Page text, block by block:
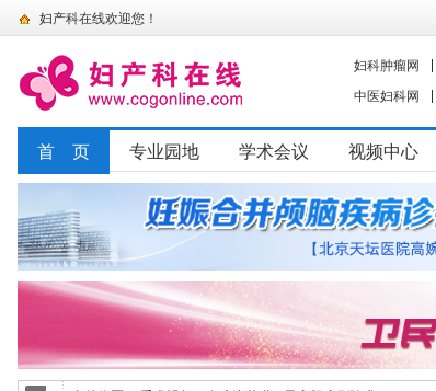
妇产科在线欢迎您！
妇科肿瘤网
中医妇科网
首 页 专业园地 学术会议 视频中心